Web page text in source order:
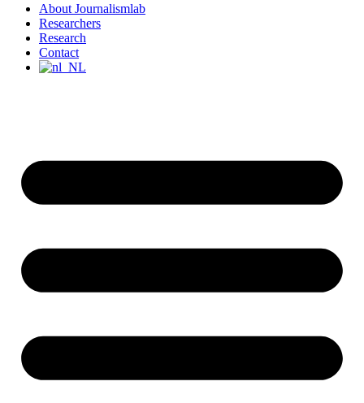
About Journalismlab
Researchers
Research
Contact